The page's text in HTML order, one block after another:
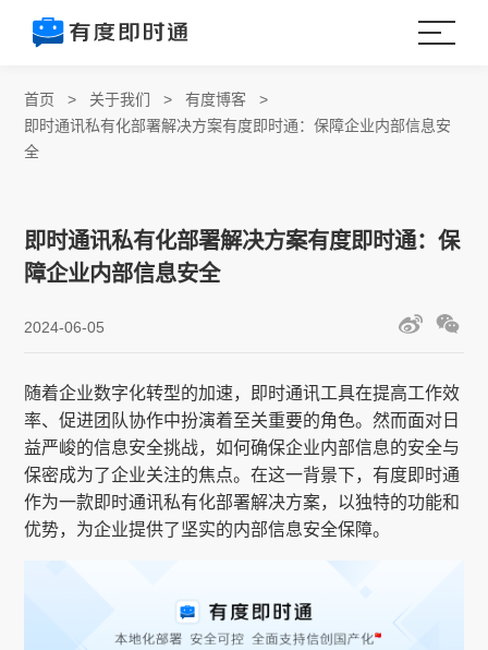
首页 > 关于我们 >有度博客 >
即时通讯私有化部署解决方案有度即时通：保障企业内部信息安
全
即时通讯私有化部署解决方案有度即时通：保
障企业内部信息安全
2024-06-05
随着企业数字化转型的加速，即时通讯工具在提高工作效
率、促进团队协作中扮演着至关重要的角色。然而面对日
益严峻的信息安全挑战，如何确保企业内部信息的安全与
保密成为了企业关注的焦点。在这一背景下，有度即时通
作为一款即时通讯私有化部署解决方案，以独特的功能和
优势，为企业提供了坚实的内部信息安全保障。